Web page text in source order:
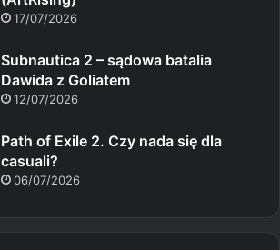
17/07/2026
Subnautica 2 – sądowa batalia
Dawida z Goliatem
12/07/2026
Path of Exile 2. Czy nada się dla
casuali?
06/07/2026